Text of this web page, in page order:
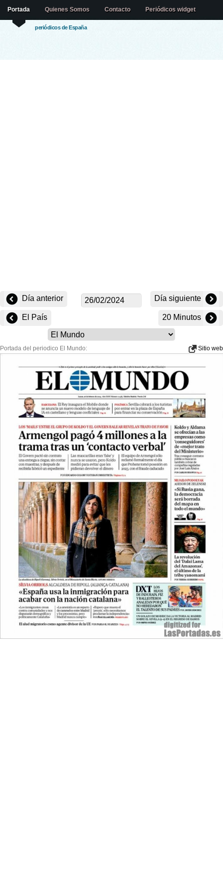
periódicos de España
Portada Quienes Somos Contacto Periódicos widget
Día anterior Día siguiente
El País 20 Minutos
Portada del periodico El Mundo: Sitio web